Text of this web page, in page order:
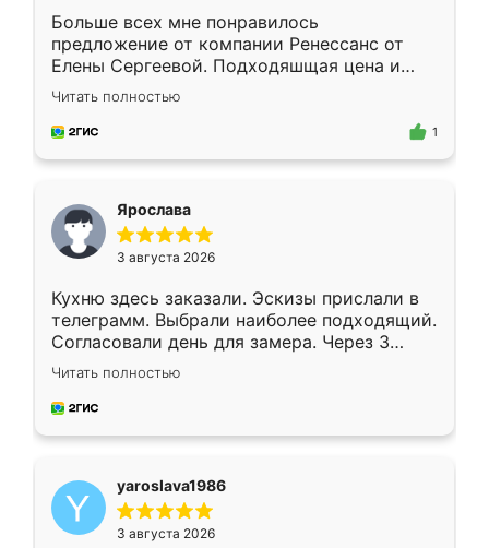
Больше всех мне понравилось
предложение от компании Ренессанс от
Елены Сергеевой. Подходяшщая цена и
короткие сроки изготовления. Приехавший
для замера сотрудник Владислав
предложил по моему эскизу самый
Читать полностью
1
Ярослава
3 августа 2026
Кухню здесь заказали. Эскизы прислали в
телеграмм. Выбрали наиболее подходящий.
Согласовали день для замера. Через 3
недели кухня была уже готова. Остались
довольны работой. Спасибо Ренессанс
мебель за качественную работу!
Читать полностью
yaroslava1986
3 августа 2026